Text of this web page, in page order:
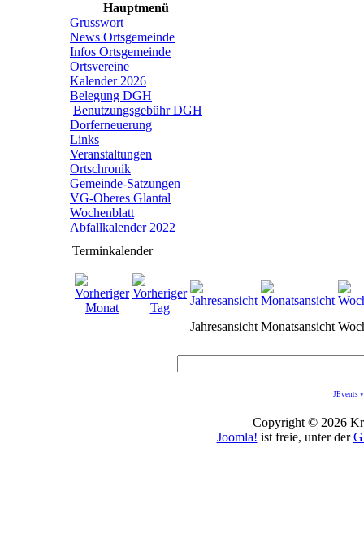
Hauptmenü
Grusswort
News Ortsgemeinde
Infos Ortsgemeinde
Ortsvereine
Kalender 2026
Belegung DGH
Benutzungsgebühr DGH
Dorferneuerung
Links
Veranstaltungen
Ortschronik
Gemeinde-Satzungen
VG-Oberes Glantal
Wochenblatt
Abfallkalender 2022
Terminkalender
Jahresansicht Monatsansicht
JEvents
Copyright © 2026
Joomla! ist freie, unter der